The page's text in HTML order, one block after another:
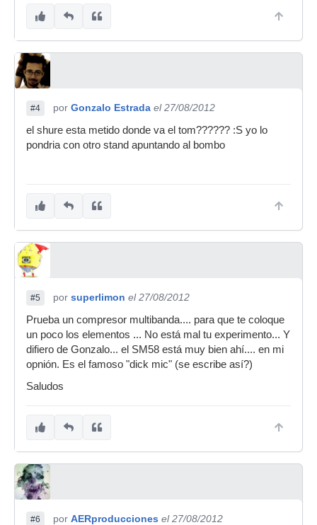
#4 por Gonzalo Estrada el 27/08/2012
el shure esta metido donde va el tom?????? :S yo lo
pondria con otro stand apuntando al bombo
#5 por superlimon el 27/08/2012
Prueba un compresor multibanda.... para que te coloque
un poco los elementos ... No está mal tu experimento... Y
difiero de Gonzalo... el SM58 está muy bien ahí.... en mi
opnión. Es el famoso "dick mic" (se escribe así?)
Saludos
#6 por AERproducciones el 27/08/2012